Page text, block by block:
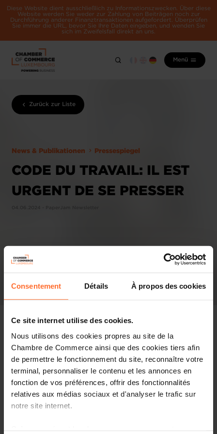
Consentement Détails À propos des cookies
Ce site internet utilise des cookies.
Nous utilisons des cookies propres au site de la
Chambre de Commerce ainsi que des cookies tiers afin
de permettre le fonctionnement du site, reconnaître votre
terminal, personnaliser le contenu et les annonces en
fonction de vos préférences, offrir des fonctionnalités
relatives aux médias sociaux et d'analyser le trafic sur
notre site internet.
Diese Website dient ausschließlich zu Informationszwecken. Über diese
Website werden Sie weder zur Zahlung von Beiträgen noch zur
Durchführung anderer Finanztransaktionen aufgefordert. Überprüfen
Sie immer die URL, bevor Sie Ihre Daten eingeben, und wenden Sie
sich im Zweifelsfall direkt an uns.
Menü
Zurück zur Liste
News & Publikationen Pressespiegel
CODE DU TRAVAIL: IL EST
URGENT DE SE PRESSER
Pressespiegel
Diesen Artikel teilen